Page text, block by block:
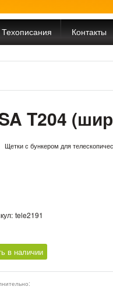
Техописания Контакты
T204
Щетки с бункером для
tele2191
в наличии